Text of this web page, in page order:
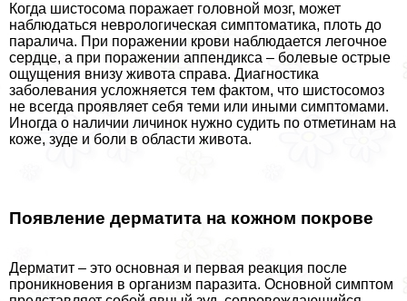
Когда шистосома поражает головной мозг, может
наблюдаться неврологическая симптоматика, плоть до
паралича. При поражении крови наблюдается легочное
сердце, а при поражении аппендикса – болевые острые
ощущения внизу живота справа. Диагностика
заболевания усложняется тем фактом, что шистосомоз
не всегда проявляет себя теми или иными симптомами.
Иногда о наличии личинок нужно судить по отметинам на
коже, зуде и боли в области живота.
Появление дерматита на кожном покрове
Дерматит – это основная и первая реакция после
проникновения в организм паразита. Основной симптом